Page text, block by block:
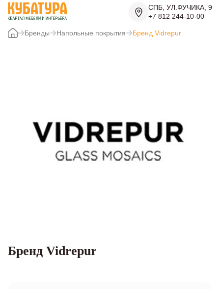
СПБ, УЛ.ФУЧИКА, 9
+7 812 244-10-00
Бренды Напольные покрытия Бренд Vidrepur
Бренд Vidrepur